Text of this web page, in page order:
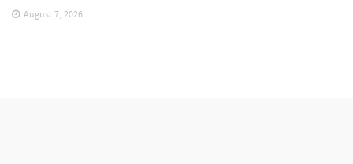
August 7, 2026